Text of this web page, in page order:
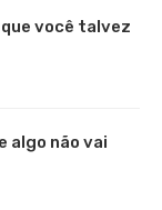
você talvez
algo não vai